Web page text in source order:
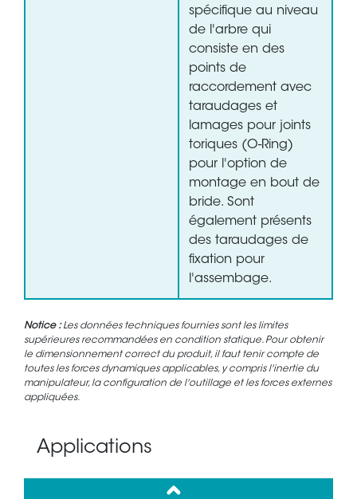
spécifique au niveau
de l'arbre qui
consiste en des
points de
raccordement avec
taraudages et
lamages pour joints
toriques (O-Ring)
pour l'option de
montage en bout de
bride. Sont
également présents
des taraudages de
fixation pour
l'assembage.
Notice :Les données techniques fournies sont les limites
supérieures recommandées en condition statique. Pour obtenir
le dimensionnement correct du produit, il faut tenir compte de
toutes les forces dynamiques applicables, y compris l'inertie du
manipulateur, la configuration de l'outillage et les forces externes
appliquées.
Applications
up